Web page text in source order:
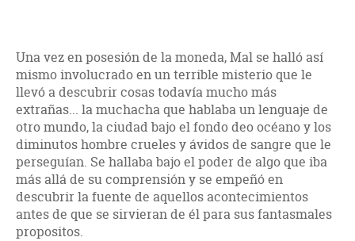
Una vez en posesión de la moneda, Mal se halló así
mismo involucrado en un terrible misterio que le
llevó a descubrir cosas todavía mucho más
extrañas... la muchacha que hablaba un lenguaje de
otro mundo, la ciudad bajo el fondo deo océano y los
diminutos hombre crueles y ávidos de sangre que le
perseguían. Se hallaba bajo el poder de algo que iba
más allá de su comprensión y se empeñó en
descubrir la fuente de aquellos acontecimientos
antes de que se sirvieran de él para sus fantasmales
propositos.